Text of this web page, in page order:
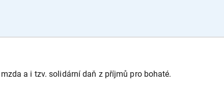
a i tzv. solidární daň z příjmů pro bohaté.